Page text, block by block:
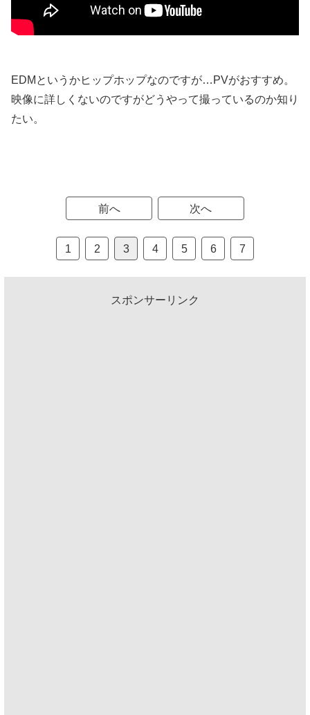
EDMというかヒップホップなのですが…PVがおすすめ。
映像に詳しくないのですがどうやって撮っているのか知り
たい。
前へ 次へ
1 2 3 4 5 6 7
スポンサーリンク